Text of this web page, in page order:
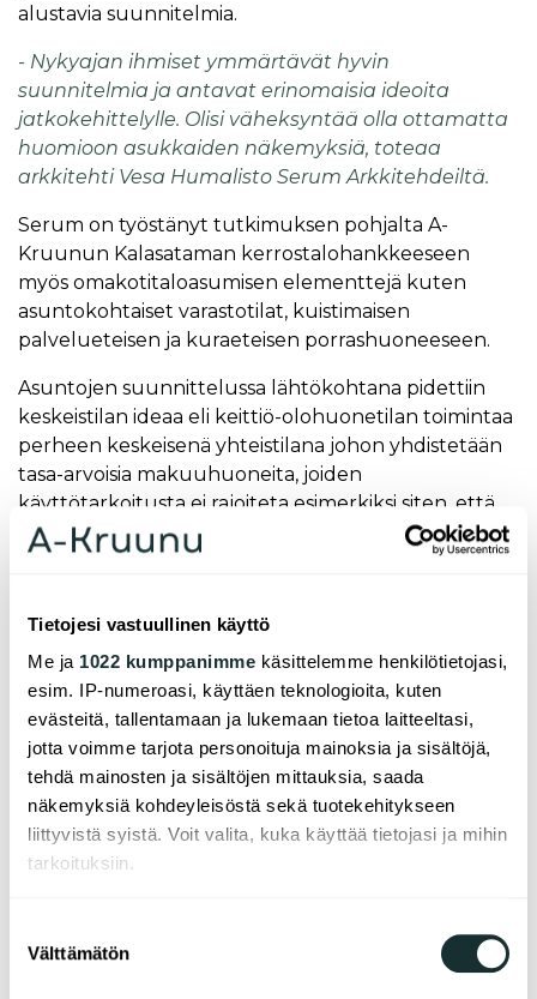
Tietojesi vastuullinen käyttö
Me ja 1022 kumppanimme käsittelemme henkilötietojasi,
esim. IP-numeroasi, käyttäen teknologioita, kuten
evästeitä, tallentamaan ja lukemaan tietoa laitteeltasi,
jotta voimme tarjota personoituja mainoksia ja sisältöjä,
tehdä mainosten ja sisältöjen mittauksia, saada
näkemyksiä kohdeyleisöstä sekä tuotekehitykseen
liittyvistä syistä. Voit valita, kuka käyttää tietojasi ja mihin
tarkoituksiin.
Kerätä tietoja maantieteellisestä sijainnistasi,
valinta
Välttämätön
alustavia suunnitelmia.
- Nykyajan ihmiset ymmärtävät hyvin
suunnitelmia ja antavat erinomaisia ideoita
jatkokehittelylle. Olisi väheksyntää olla ottamatta
huomioon asukkaiden näkemyksiä, toteaa
arkkitehti Vesa Humalisto Serum Arkkitehdeiltä.
Serum on työstänyt tutkimuksen pohjalta A-
Kruunun Kalasataman kerrostalohankkeeseen
myös omakotitaloasumisen elementtejä kuten
asuntokohtaiset varastotilat, kuistimaisen
palvelueteisen ja kuraeteisen porrashuoneeseen.
Asuntojen suunnittelussa lähtökohtana pidettiin
keskeistilan ideaa eli keittiö-olohuonetilan toimintaa
perheen keskeisenä yhteistilana johon yhdistetään
tasa-arvoisia makuuhuoneita, joiden
käyttötarkoitusta ei rajoiteta esimerkiksi siten, että
kaikkiin makuuhuoneisiin ei mahtuisi parisänky.
Vesa Humalisto.
A-Kruunun taloon on suunniteltu paljon
erityyppisiä asuntopohjia. Tulossa on myös
kaksikerroksisia sekä parvellisia asuntoja omilla
ulkosisäänkäynneillä.
- Tontin olosuhteet on huomioitu suunnittelussa
alusta lähtien, mikä on mahdollistanut
tavanomaisesta poikkeavien asuntotyyppien
suunnitellut tilaratkaisut nostavat jonkin verran
rakennuskustannuksia, minkä takia on tärkeää,